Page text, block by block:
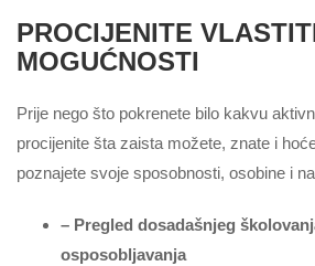
PROCIJENITE
MOGUĆNOSTI
Prije nego što pokrenete bilo kakvu
procijenite šta zaista možete, znate i
poznajete svoje sposobnosti, osobine i
– Pregled dosadašnjeg
osposobljavanja